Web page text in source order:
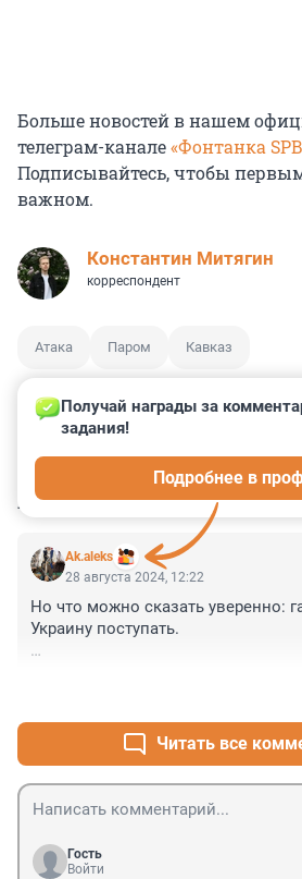
Больше новостей в нашем
телеграм-канале«Фонтанка
Подписывайтесь, чтобы
важном.
Константин Митягин
корреспондент
Атака Паром Кавказ
КОММЕНТАРИИ 1
Ak.aleks
Получай награды за
задания!
Подробнее в
28 августа 2024, 12:22
Но что можно сказать уверенно:
Украину поступать.
Путин , вперед! победа будет за
Читать все
Гость
Войти